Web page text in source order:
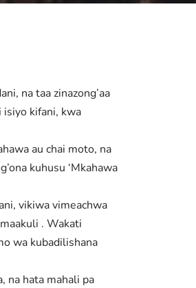
na taa zinazong’aa
isiyo kifani, kwa
au chai moto, na
kuhusu ‘Mkahawa
vikiwa vimeachwa
. Wakati
wa kubadilishana
na hata mahali pa